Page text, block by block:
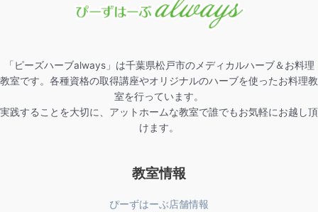
「ピーズハーブalways」は千葉県松戸市のメディカルハーブ＆お料理
教室です。各種資格の取得講座やオリジナルのハーブを使ったお料理教
室を行っています。
実践することを大切に、アットホームな教室で誰でもお気軽にお越し頂
けます。
教室情報
ぴーずはーぶ店舗情報